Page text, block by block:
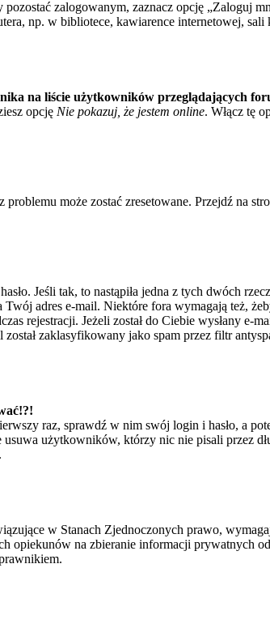
zalogowanym, zaznacz opcję „Zaloguj
np. w bibliotece, kawiarence internetowej,
na liście użytkowników przeglądających
opcję Nie pokazuj, że jestem online. Włącz tę
może zostać zresetowane. Przejdź na
Jeśli tak, to nastąpiła jedna z tych dwóch
adres e-mail. Niektóre fora wymagają też,
rejestracji. Jeżeli został do Ciebie wysłany
zaklasyfikowany jako spam przez filtr
raz, sprawdź w nim swój login i hasło, a
użytkowników, którzy nic nie pisali przez
w Stanach Zjednoczonych prawo,
opiekunów na zbieranie informacji prywatnych